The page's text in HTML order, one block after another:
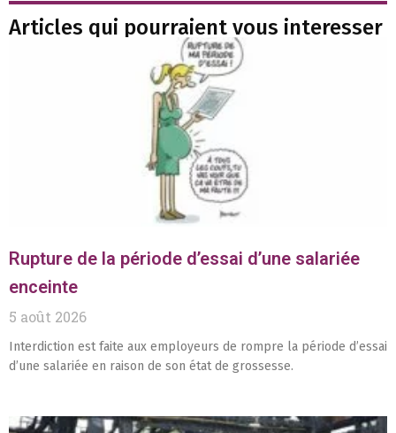
Articles qui pourraient vous interesser
Rupture de la période d’essai d’une salariée
enceinte
5 août 2026
Interdiction est faite aux employeurs de rompre la période d’essai
d’une salariée en raison de son état de grossesse.